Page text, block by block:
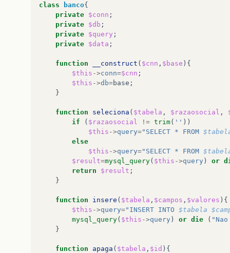
class
banco{
private $conn ;
private $db ;
private $query ;
private $data ;
function __construct ( $cnn , $base ){
$this ->conn=$cnn ;
$this ->db=base ;
}
function seleciona ( $tabela , $razaosocial ,
if
( $razaosocial != trim( '' ))
$this ->query="SELECT * FROM
else
$this ->query="SELECT * FROM
$result=mysql_query( $this ->query ) or
return
$result ;
}
function insere ( $tabela , $campos , $valores ){
$this ->query="INSERT INTO $tabela
mysql_query( $this ->query ) or die (
}
function apaga ( $tabela , $id ){